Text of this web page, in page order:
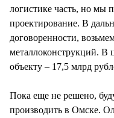
логистике часть, но мы
проектирование. В
договоренности,
металлоконструкций. В
объекту – 17,5 млрд
Пока еще не решено,
производить в Омске.